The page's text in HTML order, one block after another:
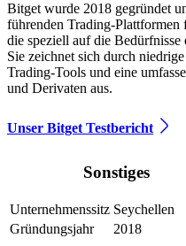
Bitget wurde 2018 gegründet
führenden Trading-
die speziell auf die Bedürfnisse
Sie zeichnet sich durch
Trading-Tools und eine
und Derivaten aus.
Unser Bitget Testbericht
Sonstiges
Unternehmenssitz Seychellen
Gründungsjahr
2018